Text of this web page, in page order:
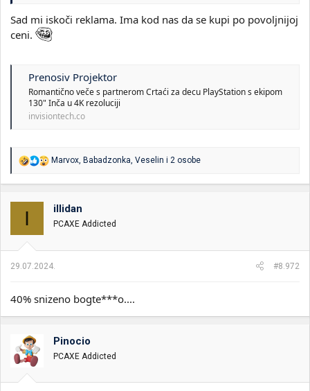
Koliko je ova slika negativnih poena?
Sad mi iskoči reklama. Ima kod nas da se kupi po povoljnijoj
ceni.
Prenosiv Projektor
Romantično veče s partnerom Crtaći za decu PlayStation s ekipom️
130" Inča u 4K rezoluciji
invisiontech.co
R
a
o
v
a
j
:
Marvox, Babadzonka, Veselin i 2 osobe
I illidan
PCAXE Addicted
29.07.2024. #8.972
40% snizeno bogte***o....
Pinocio
PCAXE Addicted